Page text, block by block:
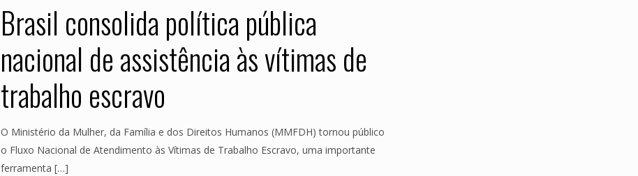
Brasil consolida política pública
nacional de assistência às vítimas de
trabalho escravo
O Ministério da Mulher, da Família e dos Direitos Humanos (MMFDH) tornou público
o Fluxo Nacional de Atendimento às Vítimas de Trabalho Escravo, uma importante
ferramenta […]